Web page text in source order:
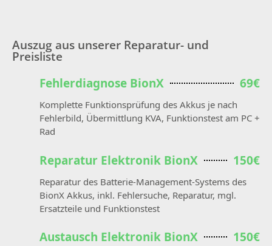
Auszug aus unserer Reparatur- und
Preisliste
Fehlerdiagnose BionX
69€
Komplette Funktionsprüfung des Akkus je nach
Fehlerbild, Übermittlung KVA, Funktionstest am PC +
Rad
Reparatur Elektronik BionX 150€
Reparatur des Batterie-Management-Systems des
BionX Akkus, inkl. Fehlersuche, Reparatur, mgl.
Ersatzteile und Funktionstest
Austausch Elektronik BionX 150€